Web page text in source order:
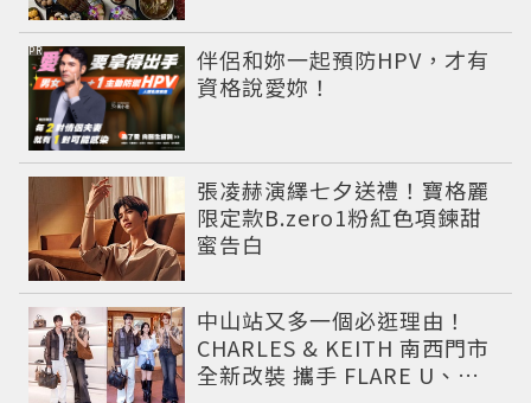
伴侶和妳一起預防HPV，才有
資格說愛妳！
PR
張凌赫演繹七夕送禮！寶格麗
限定款B.zero1粉紅色項鍊甜
蜜告白
中山站又多一個必逛理由！
CHARLES & KEITH 南西門市
全新改裝 攜手 FLARE U、程